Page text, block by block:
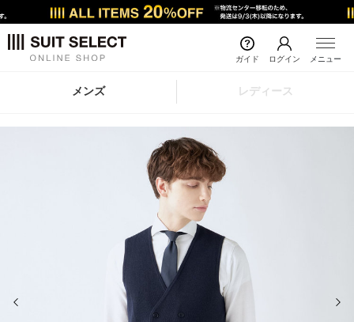
ガイド ログイン メニュー
メンズ レディース